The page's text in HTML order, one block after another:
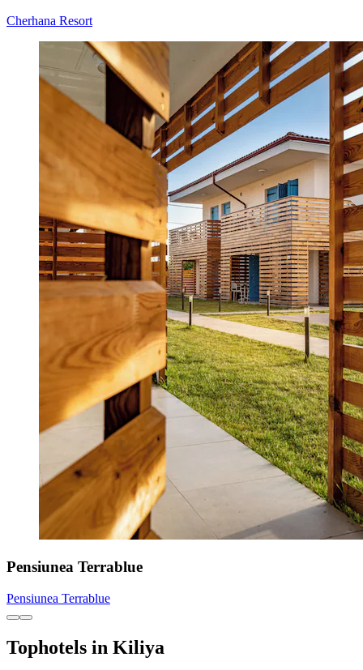
Cherhana Resort
Pensiunea Terrablue
Pensiunea Terrablue
Tophotels in Kiliya